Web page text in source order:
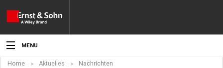
MENU
Home Aktuelles
Nachrichten